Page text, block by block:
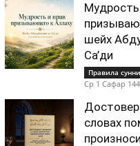
Мудрость
шейх
Са’ди
Правила
Ср 1 Сафар
словах